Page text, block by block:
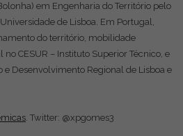
em Engenharia do Território pelo
de Lisboa. Em Portugal,
do território, mobilidade
CESUR – Instituto Superior Técnico, e
e Desenvolvimento Regional de Lisboa e
. Twitter: @xpgomes3